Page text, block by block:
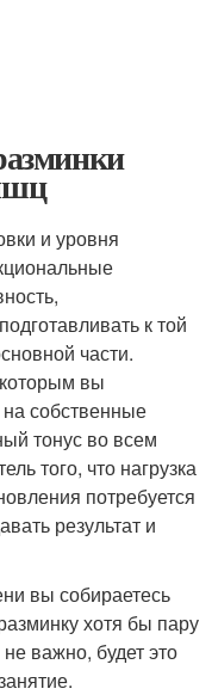
и уровня
к той
части.
вы
на собственные
тонус во всем
того, что нагрузка
потребуется
результат и
вы собираетесь
хотя бы пару
важно, будет это